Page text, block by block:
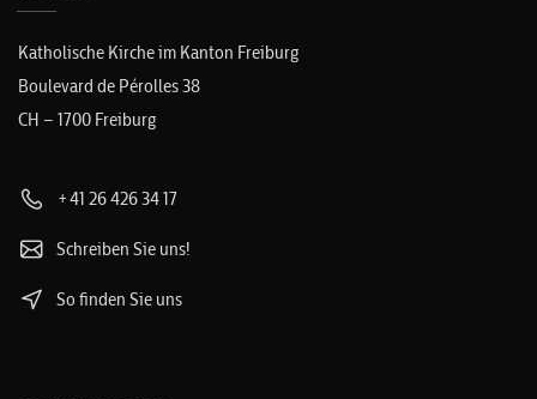
Katholische Kirche im Kanton Freiburg
Boulevard de Pérolles 38
CH – 1700 Freiburg
+41 26 426 34 17
Schreiben Sie uns!
So finden Sie uns